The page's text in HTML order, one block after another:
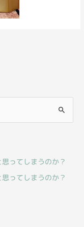
ってしまうのか？
ってしまうのか？